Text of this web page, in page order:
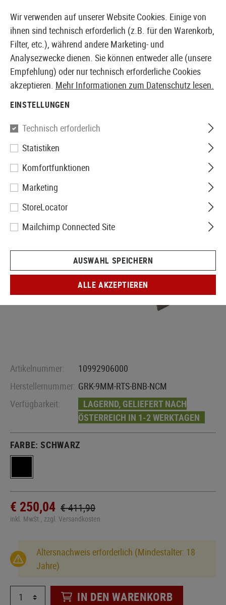
EUROPÄISCHER AIRSOFT SHOP & GROßHÄNDLER
G&G
PRK9 RTS E.T.U.
Artikelnummer:
10992906000
Herstellernummer: GRK-9MM-RTS-BNB-NCM
Verfügbarkeit:
LAGERND, GELIEFERT NACH
ÖSTERREICH IN 1-2 WERKTAGEN
FARBE:SCHWARZ
€ 250,04 € 411,90
inkl. MwSt., zzgl. Versandkosten
Altersnachweis erforderlich (Mindestalter: 18
Jahre)
IN DEN WARENKORB
Wir verwenden auf unserer Website Cookies. Einige von
ihnen sind technisch erforderlich (z.B. für den Warenkorb,
Filter, etc.), während andere Marketing- und
Analysezwecke dienen. Sie können entweder alle (unsere
Empfehlung) oder nur technisch erforderliche Cookies
akzeptieren. Mehr Informationen zum Datenschutz lesen.
EINSTELLUNGEN
Technisch erforderlich
Statistiken
Komfortfunktionen
Marketing
StoreLocator
Mailchimp Connected Site
AUSWAHL SPEICHERN
ALLE AKZEPTIEREN